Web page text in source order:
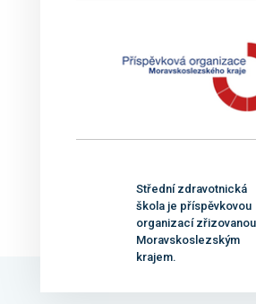
Střední zdravotnická
škola je příspěvkovou
organizací zřizovanou
Moravskoslezským
krajem.